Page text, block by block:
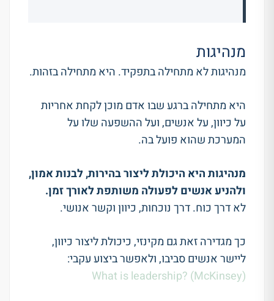
מנהיגות
מנהיגות לא מתחילה בתפקיד. היא מתחילה בזהות.
היא מתחילה ברגע שבו אדם מוכן לקחת אחריות
על כיוון, על אנשים, ועל ההשפעה שלו על
המערכת שהוא פועל בה.
מנהיגות היא היכולת ליצור בהירות, לבנות אמון,
ולהניע אנשים לפעולה משותפת לאורך זמן.
לא דרך כוח. דרך נוכחות, כיוון וקשר אנושי.
כך מגדירה זאת גם מקינזי, כיכולת ליצור כיוון,
ליישר אנשים סביבו, ולאפשר ביצוע עקבי:
What is leadership? (McKinsey)